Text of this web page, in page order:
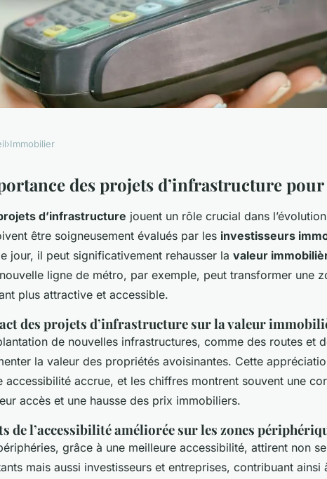
cibler les zones
projets
un choix
?
›Immobilier
des projets d’infrastructure
d’infrastructure jouent un rôle crucial dans
être soigneusement évalués par les investisseurs
jour, il peut significativement rehausser la valeur
ligne de métro, par exemple, peut transformer une
plus attractive et accessible.
des projets d’infrastructure sur la valeur
de nouvelles infrastructures, comme des routes et
la valeur des propriétés avoisinantes. Cette
accessibilité accrue, et les chiffres montrent souvent une
accès et une hausse des prix immobiliers.
de l’accessibilité améliorée sur les zones
grâce à une meilleure accessibilité, attirent non
mais aussi investisseurs et entreprises, contribuant ainsi